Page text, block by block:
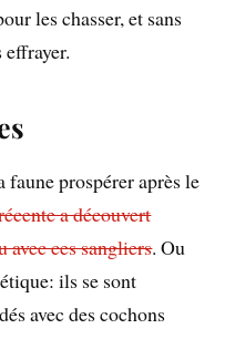
les chasser, et sans
faune prospérer après le
a découvert
avec ces sangliers. Ou
ils se sont
avec des cochons